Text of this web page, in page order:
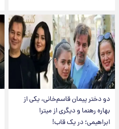
دو دختر پیمان قاسم‌خانی، یکی از
بهاره رهنما و دیگری از میترا
ابراهیمی؛ در یک قاب!